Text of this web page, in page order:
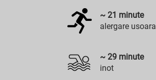
~21 minute
alergare usoara
~29 minute
inot